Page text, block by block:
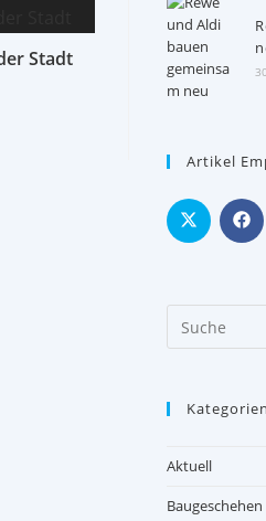
Stadt
Artikel
Kategorien
Aktuell
Baugeschehen